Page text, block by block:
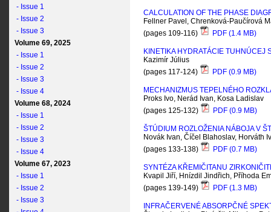
- Issue 1
- Issue 2
- Issue 3
Volume 69, 2025
- Issue 1
- Issue 2
- Issue 3
- Issue 4
Volume 68, 2024
- Issue 1
- Issue 2
- Issue 3
- Issue 4
Volume 67, 2023
- Issue 1
- Issue 2
- Issue 3
CALCULATION OF THE PHASE
Fellner Pavel, Chrenková-Paučírová
(pages 109-116)
PDF (1.4 MB)
KINETIKA HYDRATÁCIE TUHNÚCEJ
Kazimír Július
(pages 117-124)
PDF (0.9 MB)
MECHANIZMUS TEPELNÉHO
Proks Ivo, Nerád Ivan, Kosa Ladislav
(pages 125-132)
PDF (0.9 MB)
ŠTÚDIUM ROZLOŽENIA NÁBOJA V
Novák Ivan, Číčel Blahoslav, Horváth
(pages 133-138)
PDF (0.7 MB)
SYNTÉZA KŘEMIČITANU
Kvapil Jiří, Hnízdil Jindřich, Příhoda
(pages 139-149)
PDF (1.3 MB)
INFRAČERVENÉ ABSORPČNÉ